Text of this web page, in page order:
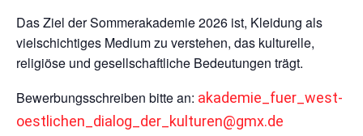
Das Ziel der Sommerakademie 2026 ist, Kleidung als
vielschichtiges Medium zu verstehen, das kulturelle,
religiöse und gesellschaftliche Bedeutungen trägt.
Bewerbungsschreiben bitte an: akademie_fuer_west-
oestlichen_dialog_der_kulturen@gmx.de